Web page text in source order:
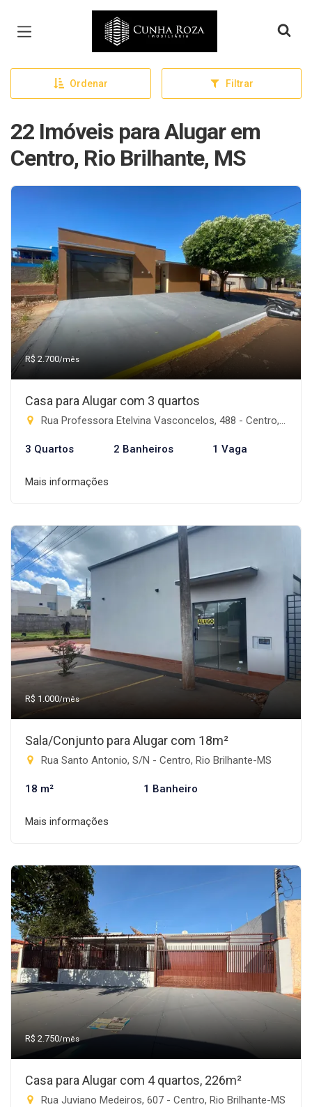
Página inicial
Ordenar Filtrar
22 Imóveis para Alugar em
Centro, Rio Brilhante, MS
R$ 2.700/mês
Casa para Alugar com 3 quartos
Rua Professora Etelvina Vasconcelos, 488 - Centro, Rio Brilhante-MS
3 Quartos 2 Banheiros 1 Vaga
Mais informações
R$ 1.000/mês
Sala/Conjunto para Alugar com 18m²
Rua Santo Antonio, S/N - Centro, Rio Brilhante-MS
18 m² 1 Banheiro
Mais informações
R$ 2.750/mês
Casa para Alugar com 4 quartos, 226m²
Rua Juviano Medeiros, 607 - Centro, Rio Brilhante-MS